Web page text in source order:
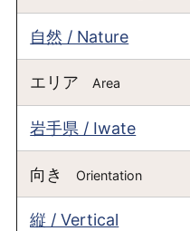
自然 / Nature
エリア Area
岩手県 / Iwate
向き Orientation
縦 / Vertical